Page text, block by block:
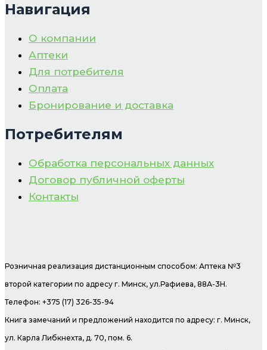
Навигация
О компании
Аптеки
Для потребителя
Оплата
Бронирование и доставка
Потребителям
Обработка персональных данных
Договор публичной оферты
Контакты
Розничная реализация дистанционным способом: Аптека №3
второй категории по адресу г. Минск, ул.Рафиева, 88А-3Н.
Телефон: +375 (17) 326-35-94
Книга замечаний и предложений находится по адресу: г. Минск,
ул. Карла Либкнехта, д. 70, пом. 6.